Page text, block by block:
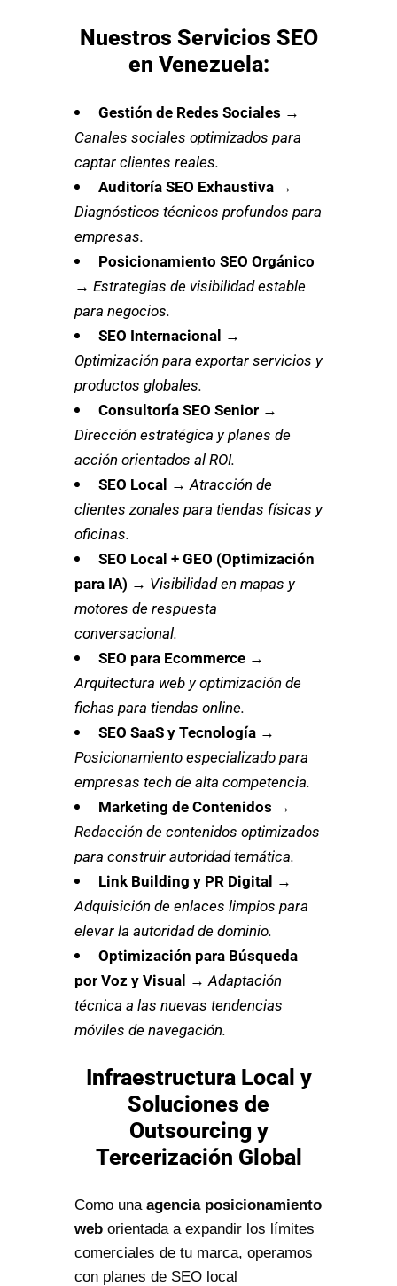
Nuestros Servicios SEO
en Venezuela:
Gestión de Redes Sociales →
Canales sociales optimizados para
captar clientes reales.
Auditoría SEO Exhaustiva →
Diagnósticos técnicos profundos para
empresas.
Posicionamiento SEO Orgánico
→ Estrategias de visibilidad estable
para negocios.
SEO Internacional →
Optimización para exportar servicios y
productos globales.
Consultoría SEO Senior →
Dirección estratégica y planes de
acción orientados al ROI.
SEO Local →Atracción de
clientes zonales para tiendas físicas y
oficinas.
SEO Local + GEO (Optimización
para IA) → Visibilidad en mapas y
motores de respuesta
conversacional.
SEO para Ecommerce →
Arquitectura web y optimización de
fichas para tiendas online.
SEO SaaS y Tecnología →
Posicionamiento especializado para
empresas tech de alta competencia.
Marketing de Contenidos →
Redacción de contenidos optimizados
para construir autoridad temática.
Link Building y PR Digital →
Adquisición de enlaces limpios para
elevar la autoridad de dominio.
Optimización para Búsqueda
por Voz y Visual →Adaptación
técnica a las nuevas tendencias
móviles de navegación.
Infraestructura Local y
Soluciones de
Outsourcing y
Tercerización Global
Como una agencia posicionamiento
web orientada a expandir los límites
comerciales de tu marca, operamos
con planes de SEO local